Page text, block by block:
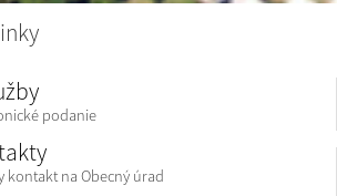
podanie
kontakt na Obecný úrad